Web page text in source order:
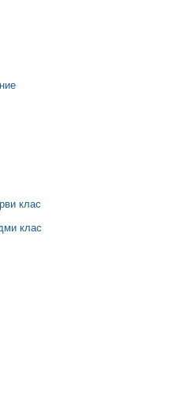
клас
клас